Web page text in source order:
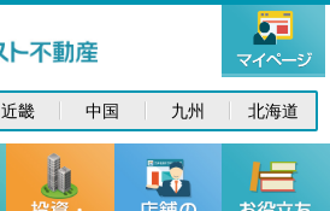
近畿 中国 九州 北海道